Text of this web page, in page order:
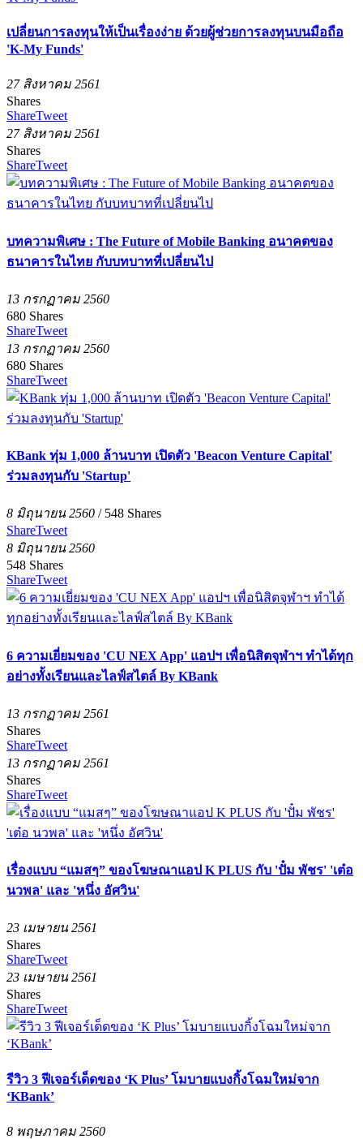
เปลี่ยนการลงทุนให้เป็นเรื่องง่าย ด้วยผู้ช่วยการลงทุนบนมือถือ
'K-My Funds'
27 สิงหาคม 2561
Shares
ShareTweet
27 สิงหาคม 2561
Shares
ShareTweet
บทความพิเศษ : The Future of Mobile Banking อนาคตของ
ธนาคารในไทย กับบทบาทที่เปลี่ยนไป
13 กรกฏาคม 2560
680 Shares
ShareTweet
13 กรกฏาคม 2560
680 Shares
ShareTweet
KBank ทุ่ม 1,000 ล้านบาท เปิดตัว 'Beacon Venture Capital'
ร่วมลงทุนกับ 'Startup'
8 มิถุนายน 2560 / 548 Shares
ShareTweet
8 มิถุนายน 2560
548 Shares
ShareTweet
6 ความเยี่ยมของ 'CU NEX App' แอปฯ เพื่อนิสิตจุฬาฯ ทำได้ทุก
อย่างทั้งเรียนและไลฟ์สไตล์ By KBank
13 กรกฏาคม 2561
Shares
ShareTweet
13 กรกฏาคม 2561
Shares
ShareTweet
เรื่องแบบ “แมสๆ” ของโฆษณาแอป K PLUS กับ 'ปั๋ม พัชร' 'เต๋อ
นวพล' และ 'หนึ่ง อัศวิน'
23 เมษายน 2561
Shares
ShareTweet
23 เมษายน 2561
Shares
ShareTweet
รีวิว 3 ฟีเจอร์เด็ดของ ‘K Plus’ โมบายแบงกิ้งโฉมใหม่จาก
‘KBank’
8 พฤษภาคม 2560